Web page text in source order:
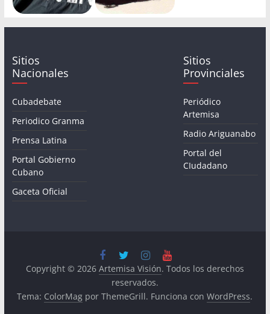
Sitios
Nacionales
Cubadebate
Periodico Granma
Prensa Latina
Portal Gobierno
Cubano
Gaceta Oficial
Sitios
Provinciales
Periódico
Artemisa
Radio Ariguanabo
Portal del
CIudadano
Copyright © 2026 Artemisa Visión. Todos los derechos
reservados.
Tema: ColorMag por ThemeGrill. Funciona conWordPress.